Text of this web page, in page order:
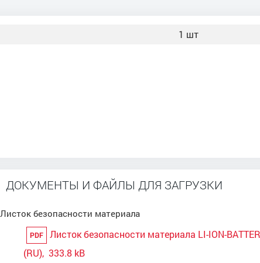
1 шт
ДОКУМЕНТЫ И ФАЙЛЫ ДЛЯ ЗАГРУЗКИ
Листок безопасности материала
PDF
Листок безопасности материала LI-ION-
(RU), 333.8 kB